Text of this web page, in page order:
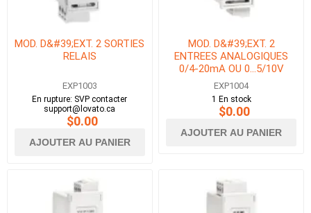
MOD. D&#39;EXT. 2 SORTIES
RELAIS
EXP1003
En rupture: SVP contacter
support@lovato.ca
$0.00
AJOUTER AU PANIER
MOD. D&#39;EXT. 2
ENTREES ANALOGIQUES
0/4-20mA OU 0...5/10V
EXP1004
1 En stock
$0.00
AJOUTER AU PANIER